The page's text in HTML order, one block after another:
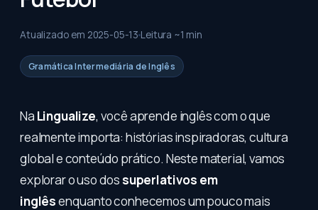
Atualizado em 2025-05-13 Leitura ~1 min
Gramática Intermediária de Inglês
Na Lingualize, você aprende inglês com o que
realmente importa: histórias inspiradoras, cultura
global e conteúdo prático. Neste material, vamos
explorar o uso dos superlativos em
inglêsenquanto conhecemos um pouco mais